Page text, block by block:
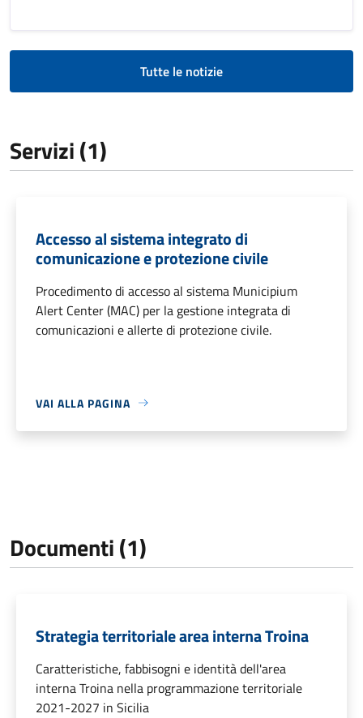
Tutte le notizie
Servizi (1)
Accesso al sistema integrato di
comunicazione e protezione civile
Procedimento di accesso al sistema Municipium
Alert Center (MAC) per la gestione integrata di
comunicazioni e allerte di protezione civile.
VAI ALLA PAGINA
Documenti (1)
Strategia territoriale area interna Troina
Caratteristiche, fabbisogni e identità dell'area
interna Troina nella programmazione territoriale
2021-2027 in Sicilia